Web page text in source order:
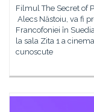
Filmul The Secret of
Alecs Năstoiu, va fi
Francofoniei în
la sala Zita 1 a
cunoscute